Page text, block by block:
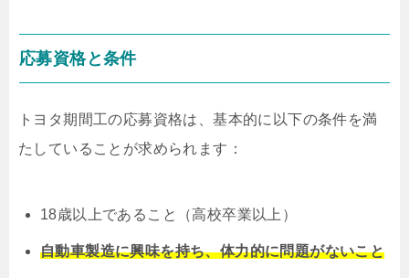
応募資格と条件
トヨタ期間工の応募資格は、基本的に以下の条件を満
たしていることが求められます：
18歳以上であること（高校卒業以上）
自動車製造に興味を持ち、体力的に問題がないこと